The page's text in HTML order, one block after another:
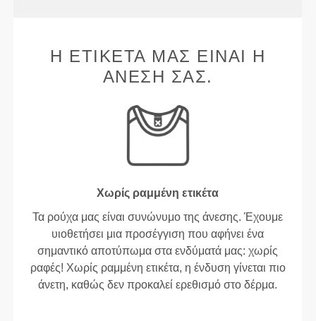
Η ΕΤΙΚΈΤΑ ΜΑΣ ΕΊΝΑΙ Η
ΆΝΕΣΉ ΣΑΣ.
Χωρίς ραμμένη ετικέτα
Τα ρούχα μας είναι συνώνυμο της άνεσης. Έχουμε
υιοθετήσει μια προσέγγιση που αφήνει ένα
σημαντικό αποτύπωμα στα ενδύματά μας: χωρίς
ραφές! Χωρίς ραμμένη ετικέτα, η ένδυση γίνεται πιο
άνετη, καθώς δεν προκαλεί ερεθισμό στο δέρμα.